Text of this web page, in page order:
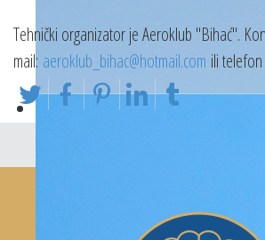
Tehnički organizator je Aeroklub "Bihać".
mail: aeroklub_bihac@hotmail.com ili